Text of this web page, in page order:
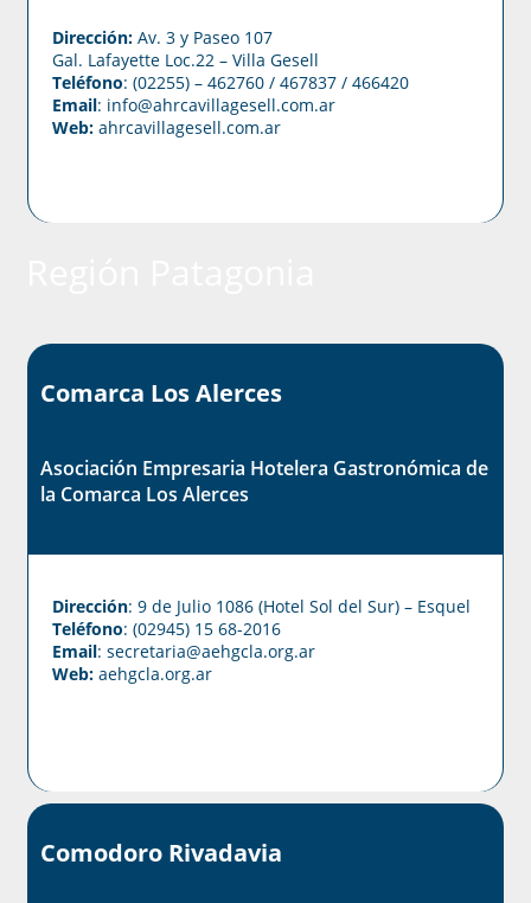
Dirección: Av. 3 y Paseo 107
Gal. Lafayette Loc.22 – Villa Gesell
Teléfono: (02255) – 462760 / 467837 / 466420
Email: info@ahrcavillagesell.com.ar
Web: ahrcavillagesell.com.ar
Comarca Los Alerces
Asociación Empresaria Hotelera Gastronómica de
la Comarca Los Alerces
Dirección: 9 de Julio 1086 (Hotel Sol del Sur) – Esquel
Teléfono: (02945) 15 68-2016
Email: secretaria@aehgcla.org.ar
Web: aehgcla.org.ar
Comodoro Rivadavia